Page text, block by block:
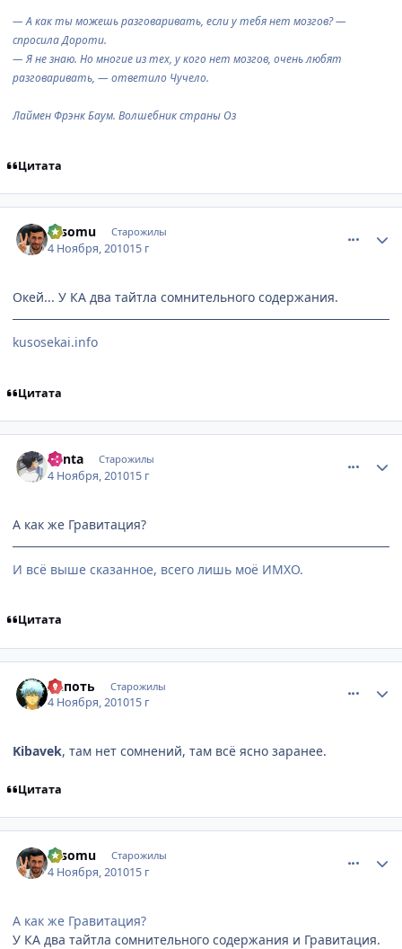
— А как ты можешь разговаривать, если у тебя нет мозгов?—
спросила Дороти.
— Я не знаю. Но многие из тех, у кого нет мозгов, очень любят
разговаривать, — ответило Чучело.
Лаймен Фрэнк Баум. Волшебник страны Оз
Цитата
Hisomu Старожилы
4 Ноября, 201015 г
Окей... У КА два тайтла сомнительного содержания.
kusosekai.info
Цитата
Yonta Старожилы
4 Ноября, 201015 г
А как же Гравитация?
И всё выше сказанное, всего лишь моё ИМХО.
Цитата
Лапоть Старожилы
4 Ноября, 201015 г
Kibavеk, там нет сомнений, там всё ясно заранее.
Цитата
Hisomu Старожилы
4 Ноября, 201015 г
А как же Гравитация?
У КА два тайтла сомнительного содержания и Гравитация.